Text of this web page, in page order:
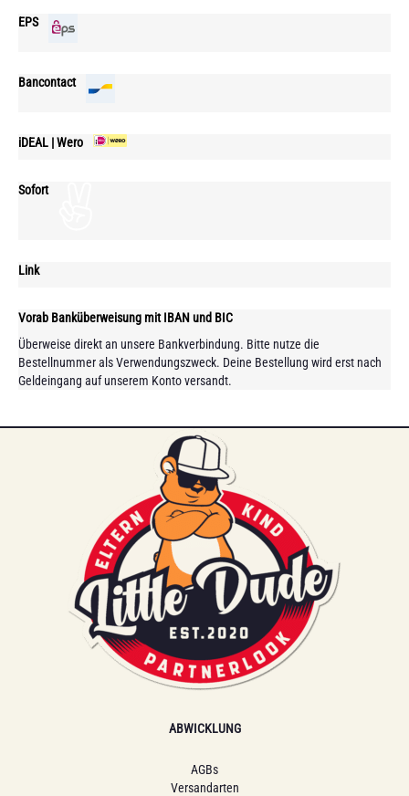
EPS
Bancontact
iDEAL | Wero
Sofort
Link
Vorab Banküberweisung mit IBAN und BIC
Überweise direkt an unsere Bankverbindung. Bitte nutze die
Bestellnummer als Verwendungszweck. Deine Bestellung wird erst nach
Geldeingang auf unserem Konto versandt.
ABWICKLUNG
AGBs
Versandarten